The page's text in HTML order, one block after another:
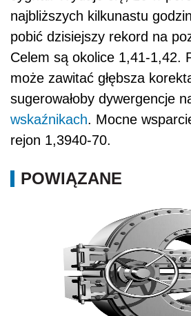
najbliższych kilkunastu
pobić dzisiejszy rekord na
Celem są okolice 1,41-1,42.
może zawitać głębsza
sugerowałoby dywergencje
wskaźnikach. Mocne
rejon 1,3940-70.
POWIĄZANE